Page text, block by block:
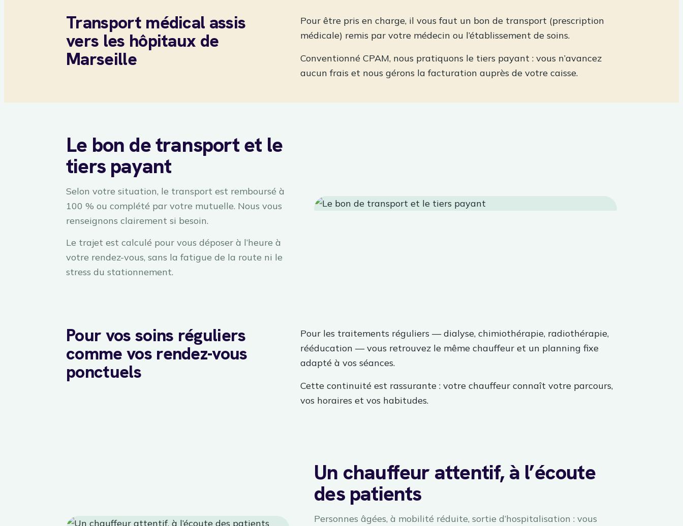
Transport médical assis
vers les hôpitaux de
Marseille
Pour être pris en charge, il vous faut un bon de transport (prescription
médicale) remis par votre médecin ou l’établissement de soins.
Conventionné CPAM, nous pratiquons le tiers payant : vous n’avancez
aucun frais et nous gérons la facturation auprès de votre caisse.
Le bon de transport et le
tiers payant
Selon votre situation, le transport est remboursé à
100 % ou complété par votre mutuelle. Nous vous
renseignons clairement si besoin.
Le trajet est calculé pour vous déposer à l’heure à
votre rendez-vous, sans la fatigue de la route ni le
stress du stationnement.
Pour vos soins réguliers
comme vos rendez-vous
ponctuels
Pour les traitements réguliers — dialyse, chimiothérapie, radiothérapie,
rééducation — vous retrouvez le même chauffeur et un planning fixe
adapté à vos séances.
Cette continuité est rassurante : votre chauffeur connaît votre parcours,
vos horaires et vos habitudes.
Un chauffeur attentif, à l’écoute
des patients
Personnes âgées, à mobilité réduite, sortie d’hospitalisation : vous